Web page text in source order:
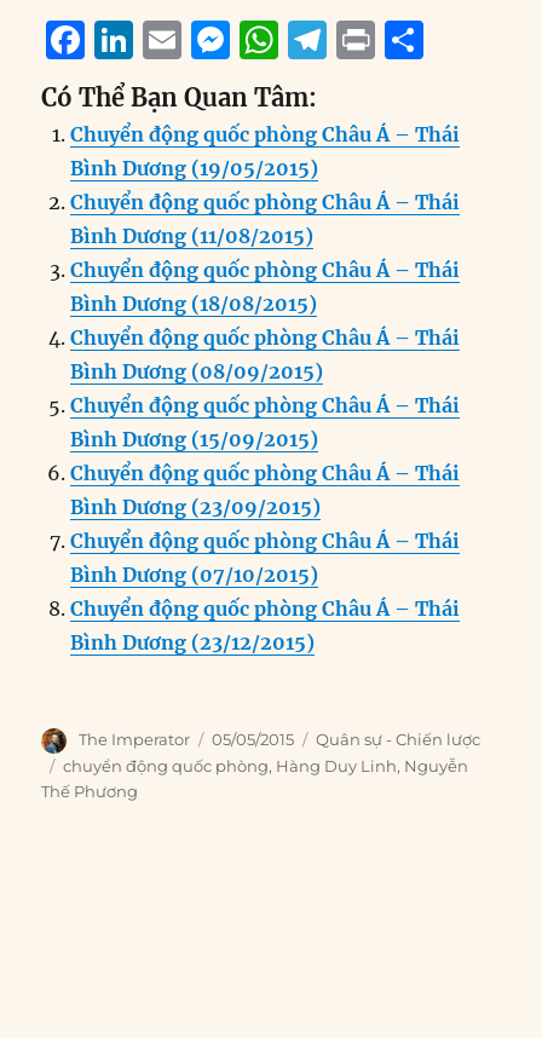
F
a
c
e
b
o
o
k
Li
n
k
e
d
I
n
E
m
ai
l
M
e
ss
e
n
g
er
W
h
at
s
A
p
p
T
e
g
r
m
P
n
t
a
re
Có Thể Bạn Quan Tâm:
Chuyển động quốc phòng Châu Á – Thái
Bình Dương (19/05/2015)
Chuyển động quốc phòng Châu Á – Thái
Bình Dương (11/08/2015)
Chuyển động quốc phòng Châu Á – Thái
Bình Dương (18/08/2015)
Chuyển động quốc phòng Châu Á – Thái
Bình Dương (08/09/2015)
Chuyển động quốc phòng Châu Á – Thái
Bình Dương (15/09/2015)
Chuyển động quốc phòng Châu Á – Thái
Bình Dương (23/09/2015)
Chuyển động quốc phòng Châu Á – Thái
Bình Dương (07/10/2015)
Chuyển động quốc phòng Châu Á – Thái
Bình Dương (23/12/2015)
Author
The Imperator
Posted
on
05/05/2015 Categories
Quân sự - Chiến lược
Tags
chuyển động quốc phòng, Hàng Duy Linh, Nguyễn
Thế Phương